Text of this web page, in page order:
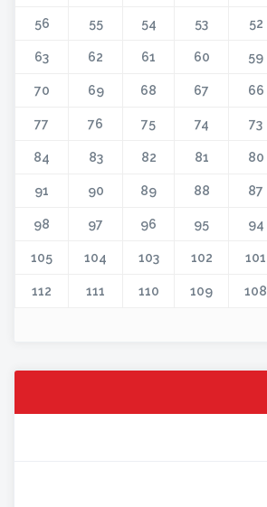
52
53
54
55
56
59
60
61
62
63
66
67
68
69
70
73
74
75
76
77
80
81
82
83
84
87
88
89
90
91
94
95
96
97
98
101
102
103
104
105
108
109
110
111
112